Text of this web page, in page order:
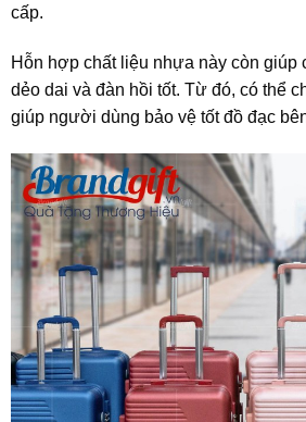
cấp.
Hỗn hợp chất liệu nhựa này còn giúp
dẻo dai và đàn hồi tốt. Từ đó, có thể
giúp người dùng bảo vệ tốt đồ đạc